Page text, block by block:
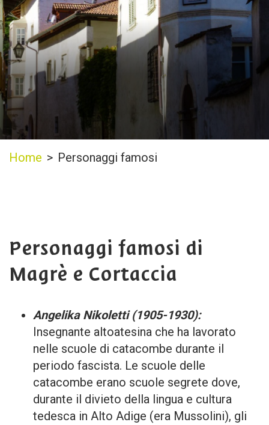
Home > Personaggi famosi
Personaggi famosi di
Magrè e Cortaccia
Angelika Nikoletti (1905-1930):
Insegnante altoatesina che ha lavorato
nelle scuole di catacombe durante il
periodo fascista. Le scuole delle
catacombe erano scuole segrete dove,
durante il divieto della lingua e cultura
tedesca in Alto Adige (era Mussolini), gli